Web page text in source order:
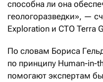
способна ли она
геологоразведки», —
Exploration и CTO Terra
По словам Бориса
по принципу Human-in-
помогают экспертам